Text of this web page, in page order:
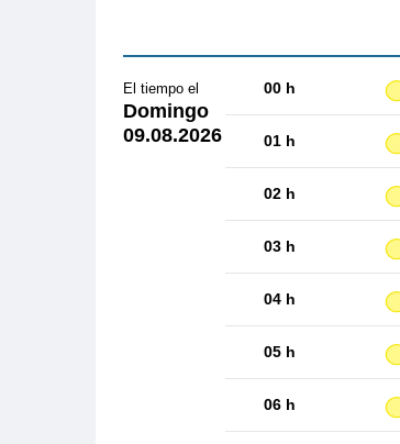
El tiempo el
Domingo
09.08.2026
00 h
01 h
02 h
03 h
04 h
05 h
06 h